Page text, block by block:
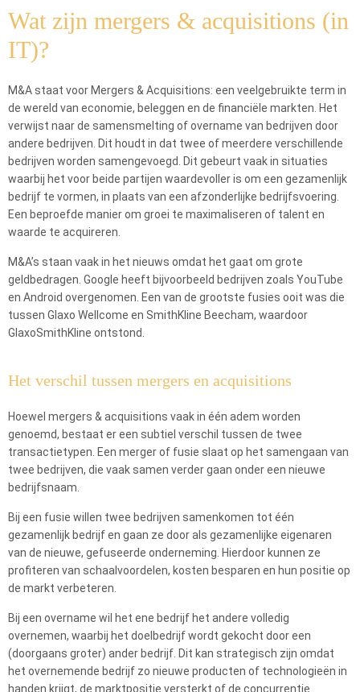
Wat zijn mergers & acquisitions (in
IT)?
M&A staat voor Mergers & Acquisitions: een veelgebruikte term in
de wereld van economie, beleggen en de financiële markten. Het
verwijst naar de samensmelting of overname van bedrijven door
andere bedrijven. Dit houdt in dat twee of meerdere verschillende
bedrijven worden samengevoegd. Dit gebeurt vaak in situaties
waarbij het voor beide partijen waardevoller is om een gezamenlijk
bedrijf te vormen, in plaats van een afzonderlijke bedrijfsvoering.
Een beproefde manier om groei te maximaliseren of talent en
waarde te acquireren.
M&A’s staan vaak in het nieuws omdat het gaat om grote
geldbedragen. Google heeft bijvoorbeeld bedrijven zoals YouTube
en Android overgenomen. Een van de grootste fusies ooit was die
tussen Glaxo Wellcome en SmithKline Beecham, waardoor
GlaxoSmithKline ontstond.
Het verschil tussen mergers en acquisitions
Hoewel mergers & acquisitions vaak in één adem worden
genoemd, bestaat er een subtiel verschil tussen de twee
transactietypen. Een merger of fusie slaat op het samengaan van
twee bedrijven, die vaak samen verder gaan onder een nieuwe
bedrijfsnaam.
Bij een fusie willen twee bedrijven samenkomen tot één
gezamenlijk bedrijf en gaan ze door als gezamenlijke eigenaren
van de nieuwe, gefuseerde onderneming. Hierdoor kunnen ze
profiteren van schaalvoordelen, kosten besparen en hun positie op
de markt verbeteren.
Bij een overname wil het ene bedrijf het andere volledig
overnemen, waarbij het doelbedrijf wordt gekocht door een
(doorgaans groter) ander bedrijf. Dit kan strategisch zijn omdat
het overnemende bedrijf zo nieuwe producten of technologieën in
handen krijgt, de marktpositie versterkt of de concurrentie